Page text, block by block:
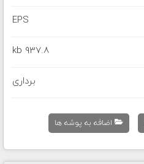
EPS
937.8 kb
برداری
اضافه به پوشه ها